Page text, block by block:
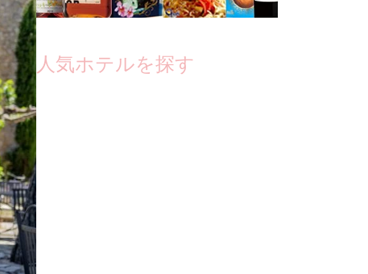
人気ホテルを探す